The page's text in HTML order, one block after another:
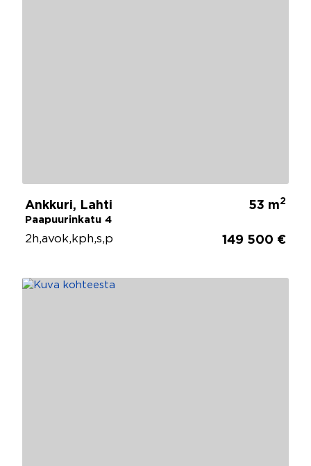
Ankkuri, Lahti
Paapuurinkatu 4
53 m2
2h,avok,kph,s,p 149 500 €